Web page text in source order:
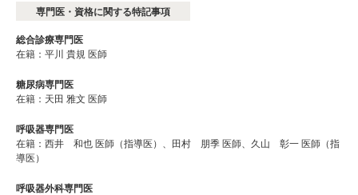
専門医・資格に関する特記事項
総合診療専門医
在籍：平川 貴規 医師
糖尿病専門医
在籍：天田 雅文 医師
呼吸器専門医
在籍：西井 和也 医師（指導医）、田村 朋季 医師、久山 彰一 医師（指
導医）
呼吸器外科専門医